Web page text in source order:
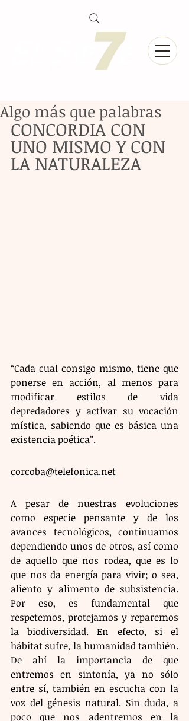
Algo más que palabras
CONCORDIA CON
UNO MISMO Y CON
LA NATURALEZA
“Cada cual consigo mismo, tiene que
ponerse en acción, al menos para
modificar estilos de vida
depredadores y activar su vocación
mística, sabiendo que es básica una
existencia poética”.
corcoba@telefonica.net
​A pesar de nuestras evoluciones
como especie pensante y de los
avances tecnológicos, continuamos
dependiendo unos de otros, así como
de aquello que nos rodea, que es lo
que nos da energía para vivir; o sea,
aliento y alimento de subsistencia.
Por eso, es fundamental que
respetemos, protejamos y reparemos
la biodiversidad. En efecto, si el
hábitat sufre, la humanidad también.
De ahí la importancia de que
entremos en sintonía, ya no sólo
entre sí, también en escucha con la
voz del génesis natural. Sin duda, a
poco que nos adentremos en la